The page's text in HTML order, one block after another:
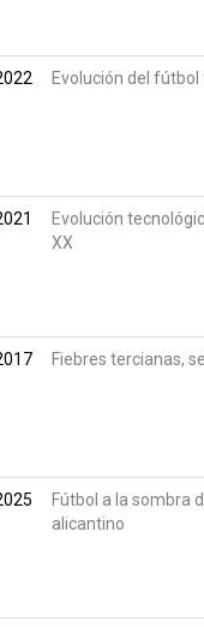
Evolución del
Evolución
XX
Fiebres tercianas,
Fútbol a la sombra
alicantino